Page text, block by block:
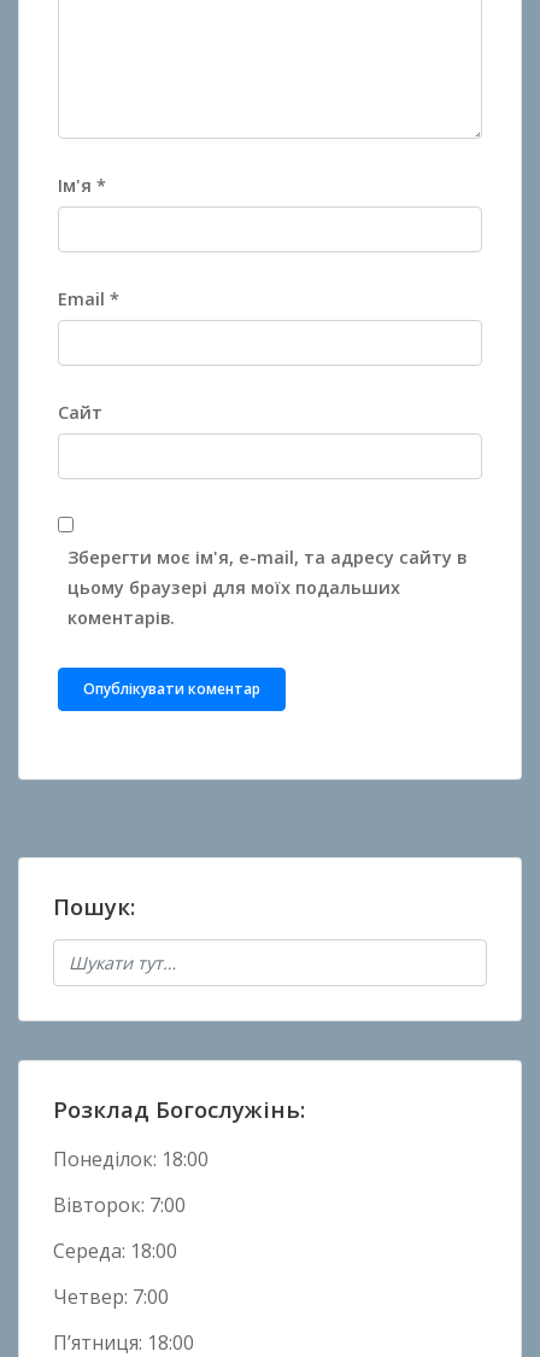
Ім'я *
Email *
Сайт
Зберегти моє ім'я, e-mail, та адресу сайту в
цьому браузері для моїх подальших
коментарів.
Пошук:
Розклад Богослужінь:
Понеділок: 18:00
Вівторок: 7:00
Середа: 18:00
Четвер: 7:00
П’ятниця: 18:00